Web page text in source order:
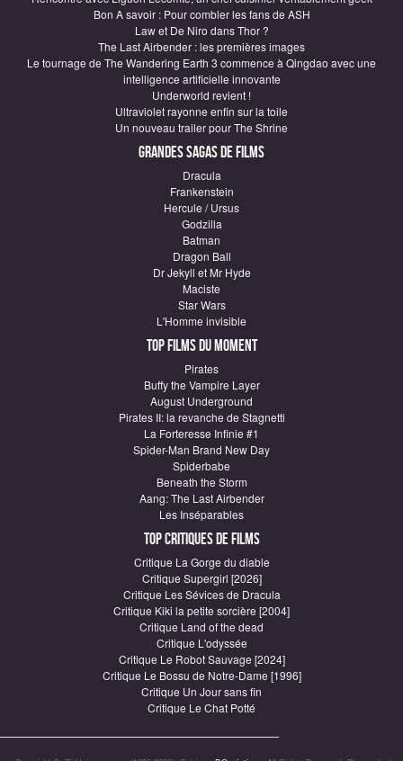
Bon A savoir : Pour combler les fans de ASH
Law et De Niro dans Thor ?
The Last Airbender : les premières images
Le tournage de The Wandering Earth 3 commence à Qingdao avec une
intelligence artificielle innovante
Underworld revient !
Ultraviolet rayonne enfin sur la toile
Un nouveau trailer pour The Shrine
Grandes sagas de Films
Dracula
Frankenstein
Hercule / Ursus
Godzilla
Batman
Dragon Ball
Dr Jekyll et Mr Hyde
Maciste
Star Wars
L'Homme invisible
Top Films du moment
Pirates
Buffy the Vampire Layer
August Underground
Pirates II: la revanche de Stagnetti
La Forteresse Infinie #1
Spider-Man Brand New Day
Spiderbabe
Beneath the Storm
Aang: The Last Airbender
Les Inséparables
Top critiques de Films
Critique La Gorge du diable
Critique Supergirl [2026]
Critique Les Sévices de Dracula
Critique Kiki la petite sorcière [2004]
Critique Land of the dead
Critique L'odyssée
Critique Le Robot Sauvage [2024]
Critique Le Bossu de Notre-Dame [1996]
Critique Un Jour sans fin
Critique Le Chat Potté